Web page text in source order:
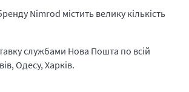
Nimrod містить велику кількість
службами Нова Пошта по всій
Одесу, Харків.